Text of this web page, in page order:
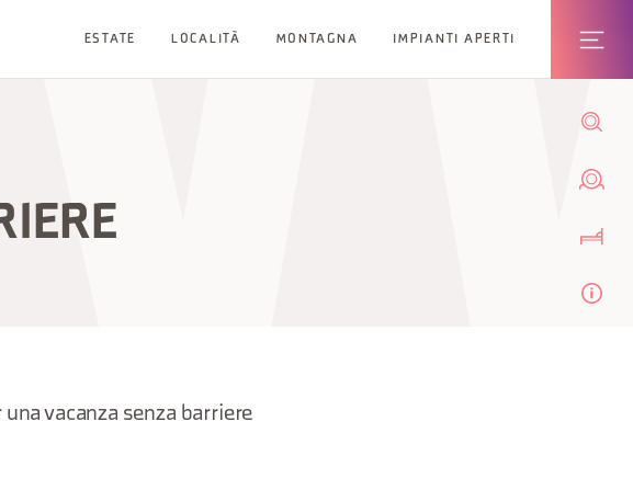
ESTATE LOCALITÀ MONTAGNA IMPIANTI APERTI
vacanza senza barriere